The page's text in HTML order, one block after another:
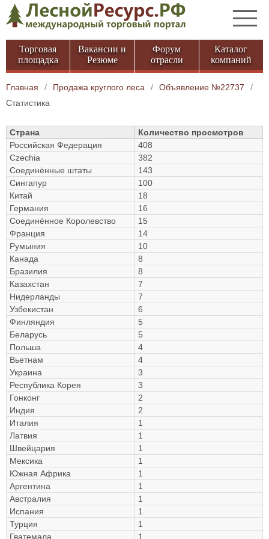
Торговая
площадка
Вакансии и
Резюме
Форум
отрасли
Каталог
компаний
Главная / Продажа круглого леса / Объявление №22737
/
Статистика
Страна
Количество просмотров
Российская Федерация
408
Czechia
382
Соединённые штаты
143
Сингапур
100
Китай
18
Германия
16
Соединённое Королевство
15
Франция
14
Румыния
10
Канада
8
Бразилия
8
Казахстан
7
Нидерланды
7
Узбекистан
6
Финляндия
5
Беларусь
5
Польша
4
Вьетнам
4
Украина
3
Республика Корея
3
Гонконг
2
Индия
2
Италия
1
Латвия
1
Швейцария
1
Мексика
1
Южная Африка
1
Аргентина
1
Австралия
1
Испания
1
Турция
1
Гватемала
1